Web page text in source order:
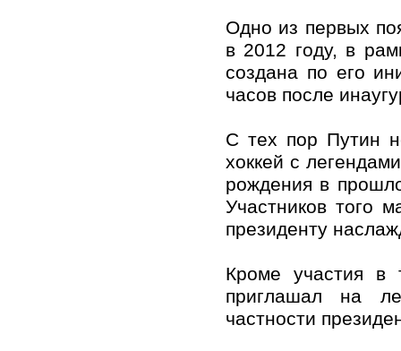
Одно из первых
в 2012 году, в
создана по его
часов после
С тех пор Путин
хоккей с
рождения в
Участников того
президенту
Кроме участия в
приглашал на
частности